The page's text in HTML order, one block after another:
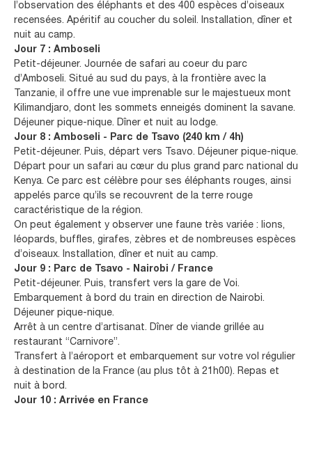
l’observation des éléphants et des 400 espèces d’oiseaux
recensées. Apéritif au coucher du soleil. Installation, dîner et
nuit au camp.
Jour 7 : Amboseli
Petit-déjeuner. Journée de safari au coeur du parc
d’Amboseli. Situé au sud du pays, à la frontière avec la
Tanzanie, il offre une vue imprenable sur le majestueux mont
Kilimandjaro, dont les sommets enneigés dominent la savane.
Déjeuner pique-nique. Dîner et nuit au lodge.
Jour 8 : Amboseli - Parc de Tsavo (240 km / 4h)
Petit-déjeuner. Puis, départ vers Tsavo. Déjeuner pique-nique.
Départ pour un safari au cœur du plus grand parc national du
Kenya. Ce parc est célèbre pour ses éléphants rouges, ainsi
appelés parce qu’ils se recouvrent de la terre rouge
caractéristique de la région.
On peut également y observer une faune très variée : lions,
léopards, buffles, girafes, zèbres et de nombreuses espèces
d’oiseaux. Installation, dîner et nuit au camp.
Jour 9 : Parc de Tsavo - Nairobi / France
Petit-déjeuner. Puis, transfert vers la gare de Voi.
Embarquement à bord du train en direction de Nairobi.
Déjeuner pique-nique.
Arrêt à un centre d’artisanat. Dîner de viande grillée au
restaurant “Carnivore”.
Transfert à l’aéroport et embarquement sur votre vol régulier
à destination de la France (au plus tôt à 21h00). Repas et
nuit à bord.
Jour 10 : Arrivée en France